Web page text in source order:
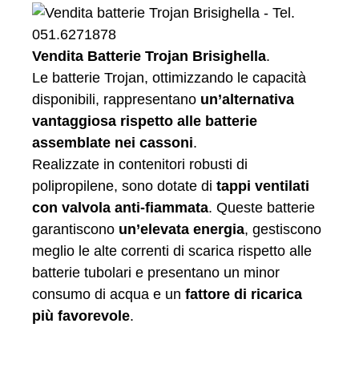
Vendita Batterie Trojan Brisighella.
Le batterie Trojan, ottimizzando le capacità
disponibili, rappresentano un’alternativa
vantaggiosa rispetto alle batterie
assemblate nei cassoni.
Realizzate in contenitori robusti di
polipropilene, sono dotate di tappi ventilati
con valvola anti-fiammata. Queste batterie
garantiscono un’elevata energia, gestiscono
meglio le alte correnti di scarica rispetto alle
batterie tubolari e presentano un minor
consumo di acqua e un fattore di ricarica
più favorevole.